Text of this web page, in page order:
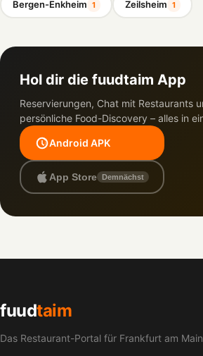
Bergen-Enkheim 1 Zeilsheim 1
Hol dir die fuudtaim App
Reservierungen, Chat mit Restaurants
persönliche Food-Discovery – alles in
Android APK
App Store Demnächst
fuudtaim
Das Restaurant-Portal für Frankfurt am Main